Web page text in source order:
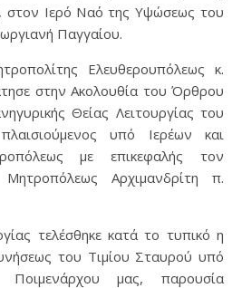
στον Ιερό Ναό της Υψώσεως του
Παγγαίου.
Ελευθερουπόλεως κ.
στην Ακολουθία του Όρθρου
Θείας Λειτουργίας του
υπό Ιερέων και
με επικεφαλής τον
Αρχιμανδρίτη π.
τελέσθηκε κατά το τυπικό η
του Τιμίου Σταυρού υπό
Ποιμενάρχου μας, παρουσία